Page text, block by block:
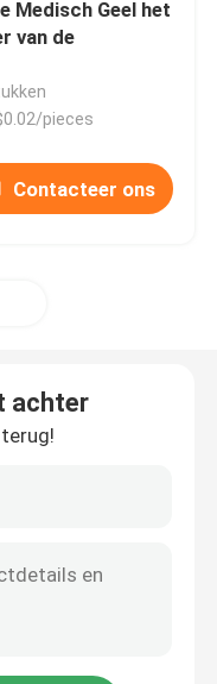
Medisch Geel het
van de
pieces
Contacteer ons
achter